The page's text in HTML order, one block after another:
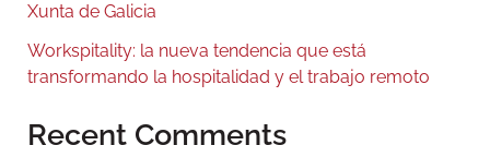
Xunta de Galicia
Workspitality: la nueva tendencia que está
transformando la hospitalidad y el trabajo remoto
Recent Comments